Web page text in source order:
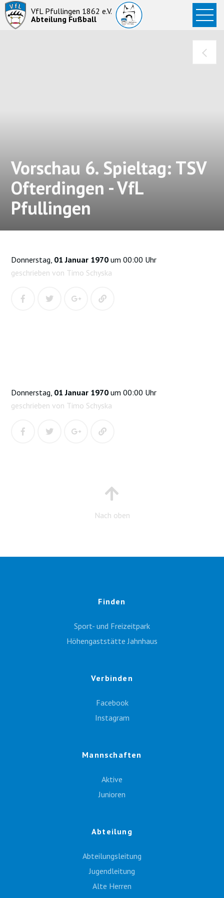
VfL Pfullingen 1862 e.V.
Abteilung Fußball
Startseite
News
Vorschau 6. Spieltag: TSV
Ofterdingen - VfL
Pfullingen
Donnerstag, 01 Januar 1970 um 00:00 Uhr
geschrieben von Timo Schyska
Donnerstag, 01 Januar 1970 um 00:00 Uhr
geschrieben von Timo Schyska
Nach oben
Finden
Sport- und Freizeitpark
Höhengaststätte Jahnhaus
Verbinden
Facebook
Instagram
Mannschaften
Aktive
Junioren
Abteilung
Abteilungsleitung
Jugendleitung
Alte Herren